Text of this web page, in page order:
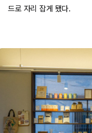
드로 자리 잡게 됐다.